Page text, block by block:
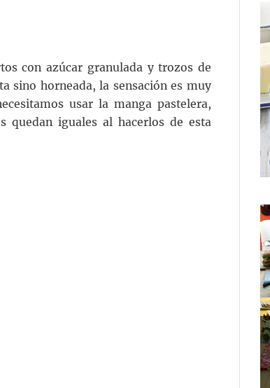
con azúcar granulada y trozos de
sino horneada, la sensación es muy
usar la manga pastelera,
quedan iguales al hacerlos de esta